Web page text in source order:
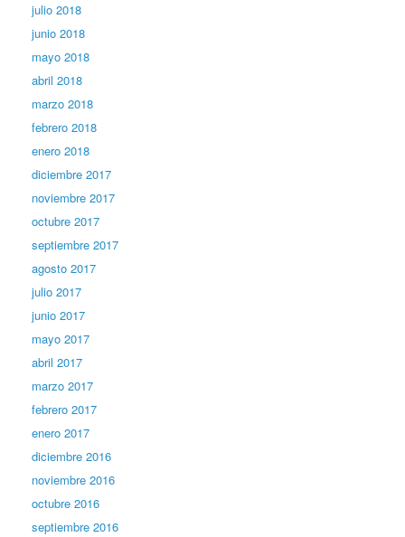
julio 2018
junio 2018
mayo 2018
abril 2018
marzo 2018
febrero 2018
enero 2018
diciembre 2017
noviembre 2017
octubre 2017
septiembre 2017
agosto 2017
julio 2017
junio 2017
mayo 2017
abril 2017
marzo 2017
febrero 2017
enero 2017
diciembre 2016
noviembre 2016
octubre 2016
septiembre 2016